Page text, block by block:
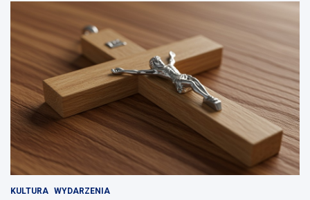
KULTURA WYDARZENIA